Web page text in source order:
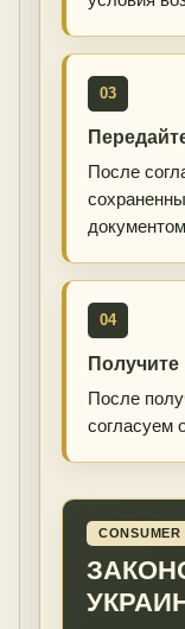
03
После
04
После
согласуем